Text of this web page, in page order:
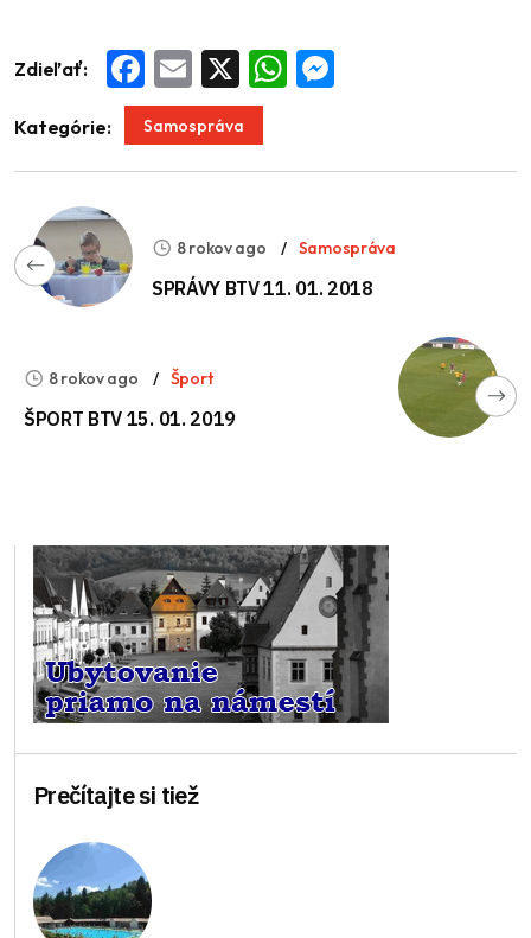
Zdieľať: Facebook
Email WhatsApp
Kategórie: Samospráva
8 rokov ago Samospráva
SPRÁVY BTV 11. 01. 2018
8 rokov ago Šport
ŠPORT BTV 15. 01. 2019
Prečítajte si tiež